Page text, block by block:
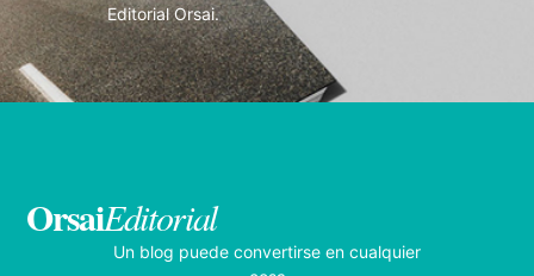
Editorial Orsai.
OrsaiEditorial
Un blog puede convertirse en cualquier